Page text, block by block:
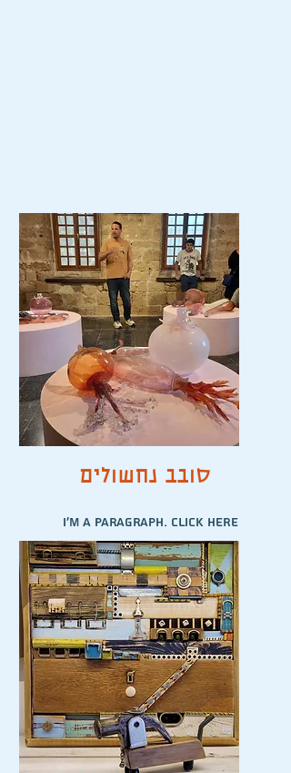
סובב נחשולים
I'm a paragraph. Click here
to add your own text and
edit me. It’s easy.